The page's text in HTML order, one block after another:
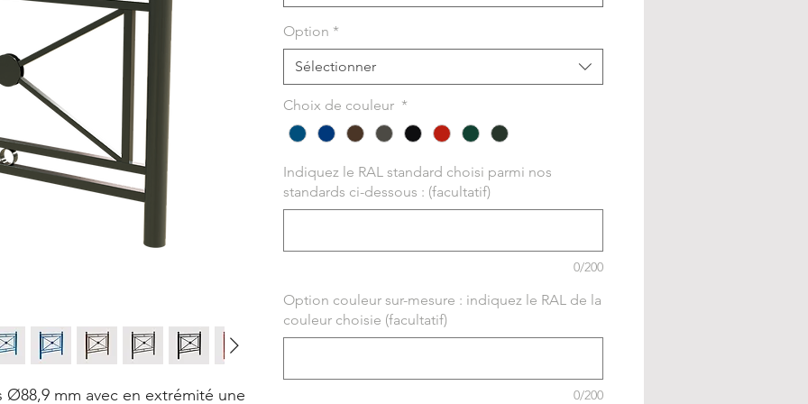
mm avec en extrémité une
Option *
Sélectionner
Choix de couleur *
Indiquez le RAL standard choisi parmi nos
standards ci-dessous : (facultatif)
0/200
Option couleur sur-mesure : indiquez le RAL de la
couleur choisie (facultatif)
0/200